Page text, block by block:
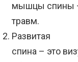
мышцы спины –
травм.
Развитая
спина – это